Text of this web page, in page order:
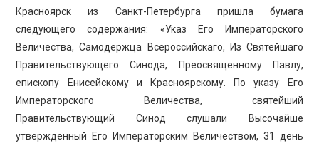
Красноярск из Санкт-Петербурга пришла бумага
следующего содержания: «Указ Его Императорского
Величества, Самодержца Всероссийскаго, Из Святейшаго
Правительствующего Синода, Преосвященному Павлу,
епископу Енисейскому и Красноярскому. По указу Его
Императорского Величества, святейший
Правительствующий Синод слушали Высочайше
утвержденный Его Императорским Величеством, 31 день